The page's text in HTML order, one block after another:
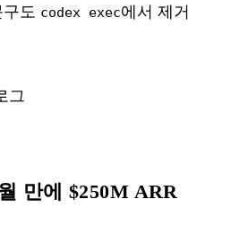
구도 codex exec에서 제거
그
만에 $250M ARR